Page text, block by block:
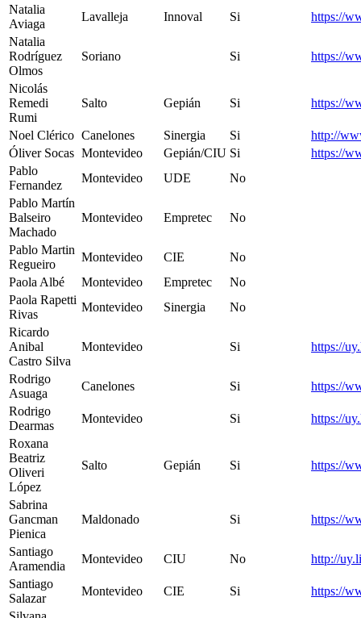
Natalia
Aviaga
Lavalleja Innoval Si
https://
Natalia
Rodríguez
Olmos
Soriano Si https://
Nicolás
Remedi
Rumi
Salto Gepián Si https://
Noel Clérico Canelones Sinergia Si
http://
Óliver Socas Montevideo Gepián/CIU Si
https://
Pablo
Fernandez
Montevideo UDE
No
Pablo Martín
Balseiro
Machado
Montevideo Empretec No
Pablo Martin
Regueiro
Montevideo CIE
No
Paola Albé
Montevideo Empretec
No
Paola Rapetti
Rivas
Montevideo Sinergia
No
Ricardo
Anibal
Castro Silva
Montevideo Si https://
Rodrigo
Asuaga
Canelones Si
https://
Rodrigo
Dearmas
Montevideo Si
https://
Roxana
Beatriz
Oliveri
López
Salto Gepián Si https://
Sabrina
Gancman
Pienica
Maldonado Si https://
Santiago
Aramendia
Montevideo CIU No
http://
Santiago
Salazar
Montevideo CIE Si
https://